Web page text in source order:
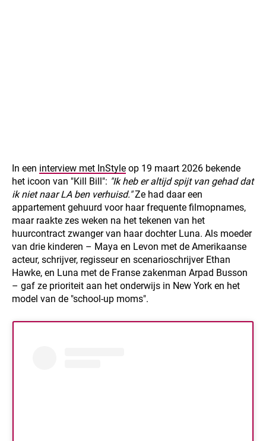
In een interview met InStyle op 19 maart 2026 bekende
het icoon van "Kill Bill": "Ik heb er altijd spijt van gehad dat
ik niet naar LA ben verhuisd."Ze had daar een
appartement gehuurd voor haar frequente filmopnames,
maar raakte zes weken na het tekenen van het
huurcontract zwanger van haar dochter Luna. Als moeder
van drie kinderen – Maya en Levon met de Amerikaanse
acteur, schrijver, regisseur en scenarioschrijver Ethan
Hawke, en Luna met de Franse zakenman Arpad Busson
– gaf ze prioriteit aan het onderwijs in New York en het
model van de "school-up moms".